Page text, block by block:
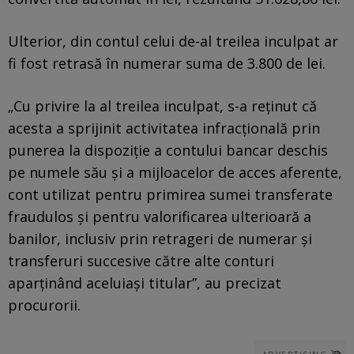
Ulterior, din contul celui de-al treilea inculpat ar
fi fost retrasă în numerar suma de 3.800 de lei.
„Cu privire la al treilea inculpat, s-a reținut că
acesta a sprijinit activitatea infracțională prin
punerea la dispoziție a contului bancar deschis
pe numele său și a mijloacelor de acces aferente,
cont utilizat pentru primirea sumei transferate
fraudulos și pentru valorificarea ulterioară a
banilor, inclusiv prin retrageri de numerar și
transferuri succesive către alte conturi
aparținând aceluiași titular”, au precizat
procurorii.